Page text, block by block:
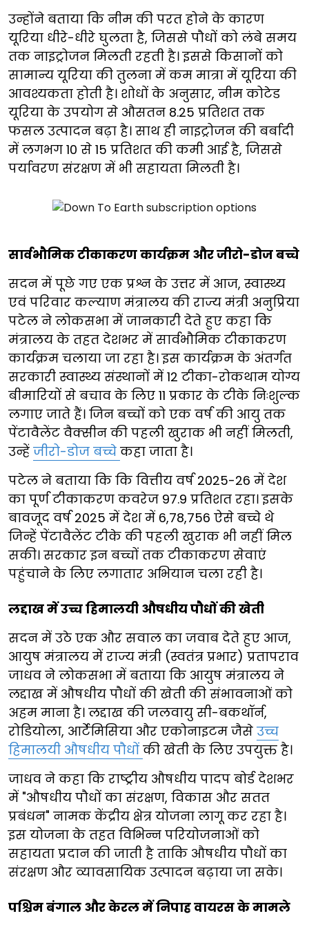
उन्होंने बताया कि नीम की परत होने के कारण
यूरिया धीरे-धीरे घुलता है, जिससे पौधों को लंबे समय
तक नाइट्रोजन मिलती रहती है। इससे किसानों को
सामान्य यूरिया की तुलना में कम मात्रा में यूरिया की
आवश्यकता होती है। शोधों के अनुसार, नीम कोटेड
यूरिया के उपयोग से औसतन 8.25 प्रतिशत तक
फसल उत्पादन बढ़ा है। साथ ही नाइट्रोजन की बर्बादी
में लगभग 10 से 15 प्रतिशत की कमी आई है, जिससे
पर्यावरण संरक्षण में भी सहायता मिलती है।
सार्वभौमिक टीकाकरण कार्यक्रम और जीरो-डोज बच्चे
सदन में पूछे गए एक प्रश्न के उत्तर में आज, स्वास्थ्य
एवं परिवार कल्याण मंत्रालय की राज्य मंत्री अनुप्रिया
पटेल ने लोकसभा में जानकारी देते हुए कहा कि
मंत्रालय के तहत देशभर में सार्वभौमिक टीकाकरण
कार्यक्रम चलाया जा रहा है। इस कार्यक्रम के अंतर्गत
सरकारी स्वास्थ्य संस्थानों में 12 टीका-रोकथाम योग्य
बीमारियों से बचाव के लिए 11 प्रकार के टीके निःशुल्क
लगाए जाते हैं। जिन बच्चों को एक वर्ष की आयु तक
पेंटावैलेंट वैक्सीन की पहली खुराक भी नहीं मिलती,
उन्हें जीरो-डोज बच्चे कहा जाता है।
पटेल ने बताया कि कि वित्तीय वर्ष 2025-26 में देश
का पूर्ण टीकाकरण कवरेज 97.9 प्रतिशत रहा। इसके
बावजूद वर्ष 2025 में देश में 6,78,756 ऐसे बच्चे थे
जिन्हें पेंटावैलेंट टीके की पहली खुराक भी नहीं मिल
सकी। सरकार इन बच्चों तक टीकाकरण सेवाएं
पहुंचाने के लिए लगातार अभियान चला रही है।
लद्दाख में उच्च हिमालयी औषधीय पौधों की खेती
सदन में उठे एक और सवाल का जवाब देते हुए आज,
आयुष मंत्रालय में राज्य मंत्री (स्वतंत्र प्रभार) प्रतापराव
जाधव ने लोकसभा में बताया कि आयुष मंत्रालय ने
लद्दाख में औषधीय पौधों की खेती की संभावनाओं को
अहम माना है। लद्दाख की जलवायु सी-बकथॉर्न,
रोडियोला, आर्टेमिसिया और एकोनाइटम जैसे उच्च
हिमालयी औषधीय पौधों की खेती के लिए उपयुक्त है।
जाधव ने कहा कि राष्ट्रीय औषधीय पादप बोर्ड देशभर
में "औषधीय पौधों का संरक्षण, विकास और सतत
प्रबंधन" नामक केंद्रीय क्षेत्र योजना लागू कर रहा है।
इस योजना के तहत विभिन्न परियोजनाओं को
सहायता प्रदान की जाती है ताकि औषधीय पौधों का
संरक्षण और व्यावसायिक उत्पादन बढ़ाया जा सके।
पश्चिम बंगाल और केरल में निपाह वायरस के मामले